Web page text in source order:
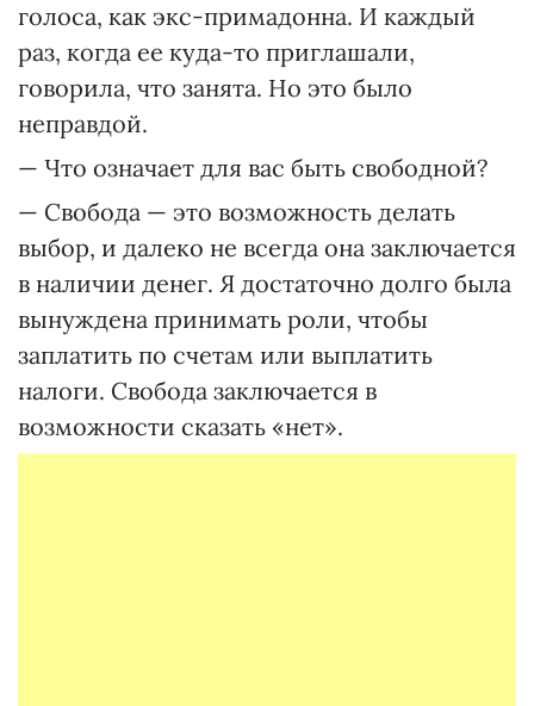
голоса, как экс-примадонна. И каждый
раз, когда ее куда-то приглашали,
говорила, что занята. Но это было
неправдой.
— Что означает для вас быть свободной?
— Свобода — это возможность делать
выбор, и далеко не всегда она заключается
в наличии денег. Я достаточно долго была
вынуждена принимать роли, чтобы
заплатить по счетам или выплатить
налоги. Свобода заключается в
возможности сказать «нет».